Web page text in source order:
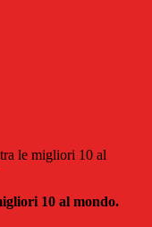
le migliori 10 al
10 al mondo.